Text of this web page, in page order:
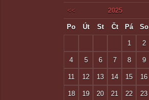
<< 2025
Po Út St Čt Pá So
1 2
4 5 6 7 8 9
11 12 13 14 15 16
18 19 20 21 22 23